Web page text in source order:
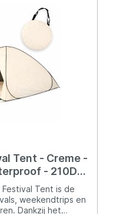
Tent - Creme -
- 210D
Tent is de
weekendtrips en
Dankzij het